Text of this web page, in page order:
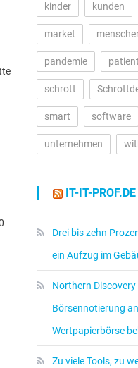
kinder kunden
market
pandemie
schrott
smart software
unternehmen
IT-IT-PROF.DE
Drei bis zehn
ein Aufzug im
Northern
Börsennotierung
Wertpapierbörse
Zu viele Tools, zu